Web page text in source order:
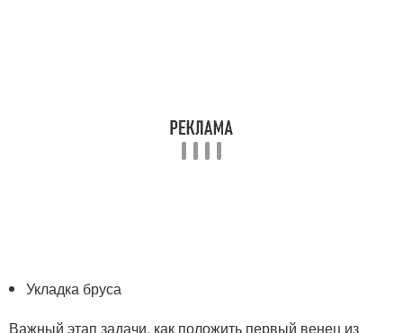
Укладка бруса
Важный этап задачи, как положить первый венец из